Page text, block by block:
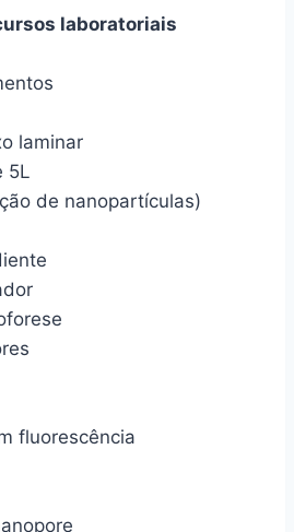
laboratoriais
laminar
5L
de nanopartículas)
fluorescência